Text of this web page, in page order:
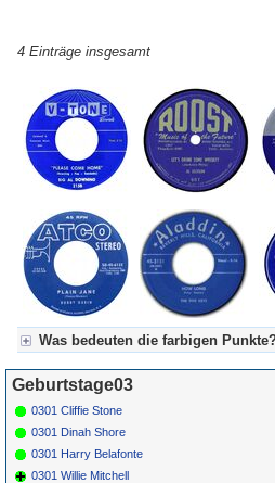
4 Einträge insgesamt
Was bedeuten die farbigen
Für Axel's Tageskalender:
Grün = Kurzgeschichte
Grün! = fachlich bestimmt spannend,
Grün+ = Stundenbeitrag
Gelb = Kurzgeschichten oder
Blau = Beschreibungstext
Geburtstage03
0301 Cliffie Stone
0301 Dinah Shore
0301 Harry Belafonte
0301 Willie Mitchell